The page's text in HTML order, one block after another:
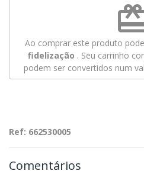
Ao comprar este produto
fidelização . Seu carrinho
podem ser convertidos num
Ref: 662530005
Comentários